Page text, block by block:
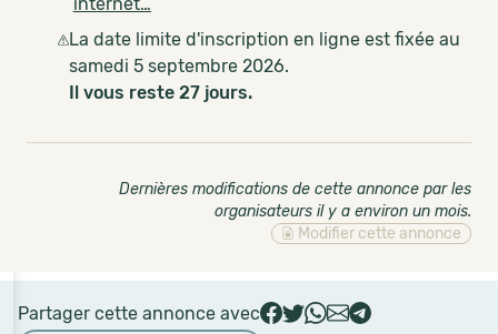
La date limite d'inscription en ligne est fixée au
samedi 5 septembre 2026.
Il vous reste 27 jours.
Dernières modifications de cette annonce par les
organisateurs il y a environ un mois.
Modifier cette annonce
Partager cette annonce avec